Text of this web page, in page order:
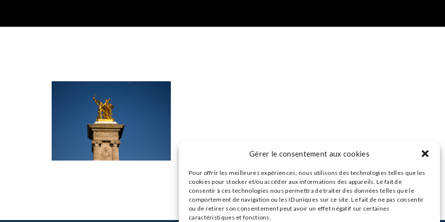
Gérer le consentement aux cookies
Pour offrir les meilleures expériences, nous utilisons des technologies telles que les
cookies pour stocker et/ou accéder aux informations des appareils. Le fait de
consentir à ces technologies nous permettra de traiter des données telles que le
comportement de navigation ou les ID uniques sur ce site. Le fait de ne pas consentir
ou de retirer son consentement peut avoir un effet négatif sur certaines
caractéristiques et fonctions.